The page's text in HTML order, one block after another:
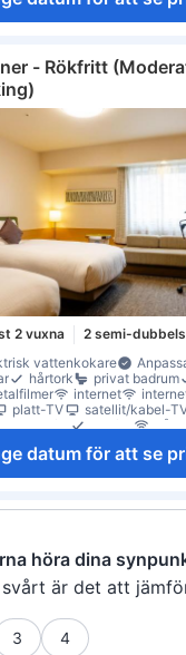
klädhängare
sybehör
rökdetektor
tillgängliga
Tillgängligt via trappor
- Rökfritt
2 vuxna
2 semi-
vattenkokare
hårtork privat badrum
internet
platt-TV
satellit/kabel-
Netflix
Pyjamas
Tillgängligt via trappor
datum för att se
höra dina
är det att
3
4